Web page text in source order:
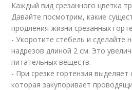
Каждый вид срезанного цветка
Давайте посмотрим, какие
продления жизни срезанных
- Укоротите стебель и сделайте
надрезов длиной 2 см. Это
питательных веществ.
- При срезке гортензия
которая закупоривает